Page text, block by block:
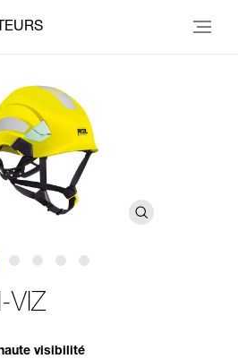
VIZ
visibilité